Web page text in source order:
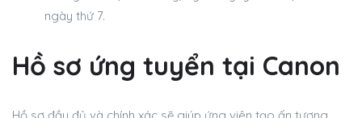
ngày thứ 7.
Hồ sơ ứng tuyển tại Canon